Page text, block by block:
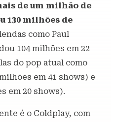
de um milhão de
130 milhões de
como Paul
104 milhões em 22
do pop atual como
em 41 shows) e
em 20 shows).
é o Coldplay, com